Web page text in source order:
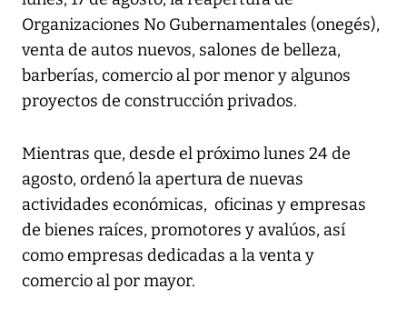
Organizaciones No Gubernamentales (onegés),
venta de autos nuevos, salones de belleza,
barberías, comercio al por menor y algunos
proyectos de construcción privados.
Mientras que, desde el próximo lunes 24 de
agosto, ordenó la apertura de nuevas
actividades económicas, oficinas y empresas
de bienes raíces, promotores y avalúos, así
como empresas dedicadas a la venta y
comercio al por mayor.